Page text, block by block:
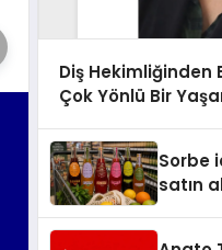
Diş Hekimliğinden
Çok Yönlü Bir
Sorbe
satın